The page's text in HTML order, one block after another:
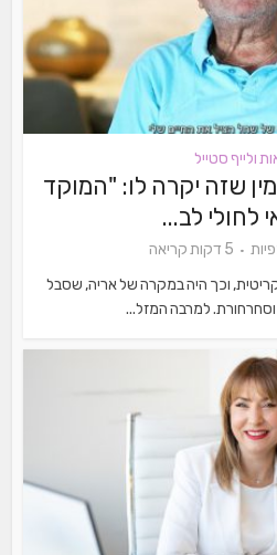
ולייף סטייל
שזה יקרה לו: "המוקד
לחולי לב...
5 דקות קריאה
וכך היה במקרה של אריה, שסבל
למרבה המזל...